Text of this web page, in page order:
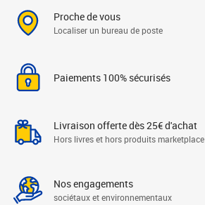
Proche de vous
Localiser un bureau de poste
Paiements 100% sécurisés
Livraison offerte dès 25€ d'achat
Hors livres et hors produits marketplace
Nos engagements
sociétaux et environnementaux